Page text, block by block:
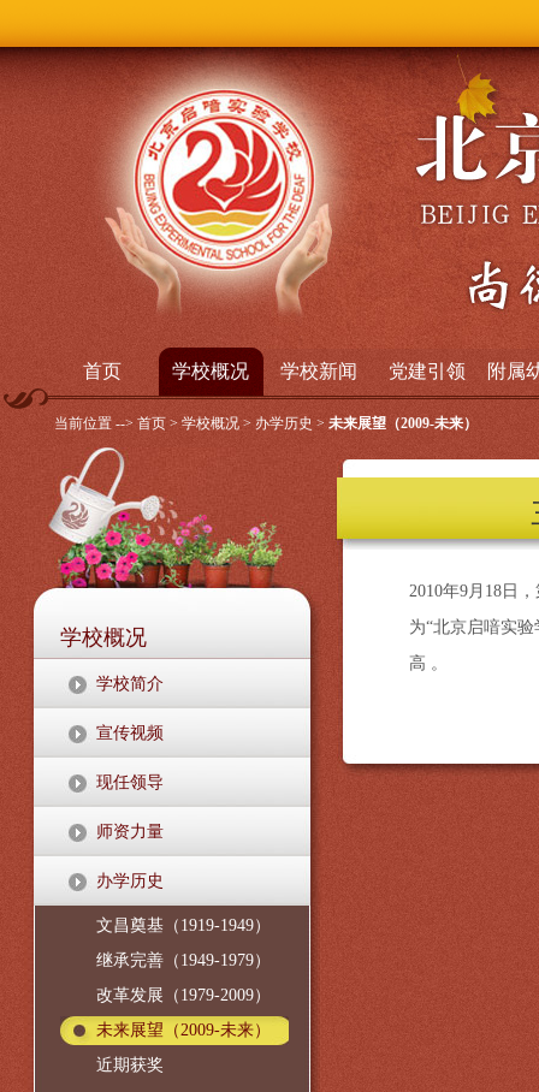
首页 学校概况 学校新闻 党建引领 附属
当前位置 --> 首页 >学校概况 > 办学历史 > 未来展望（2009-未来）
学校概况
学校简介
宣传视频
现任领导
师资力量
办学历史
文昌奠基（1919-1949）
继承完善（1949-1979）
改革发展（1979-2009）
未来展望（2009-未来）
近期获奖
2010年9月18日
为“北京启喑实
高 。